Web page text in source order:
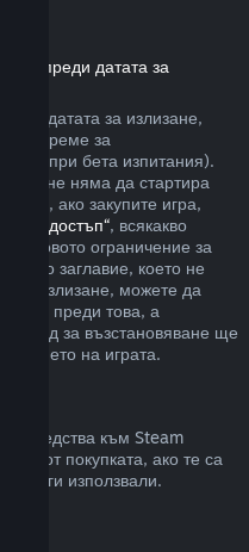
преди датата за
датата за излизане,
време за
при бета изпитания).
няма да стартира
ако закупите игра,
достъп“, всякакво
ограничение за
заглавие, което не
за излизане, можете да
време преди това, а
за възстановяване ще
на играта.
средства към Steam
от покупката, ако те са
сте ги използвали.